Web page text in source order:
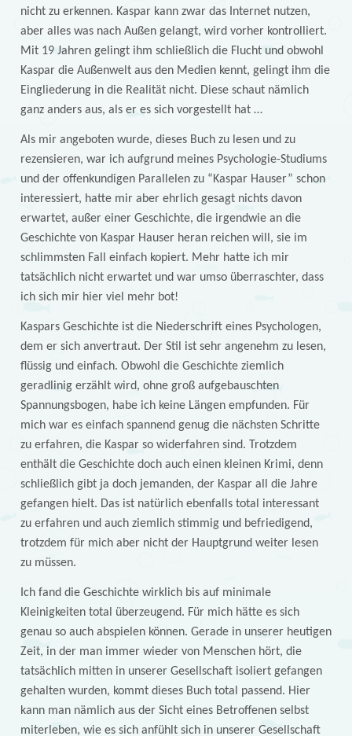
nicht zu erkennen. Kaspar kann zwar das Internet nutzen,
aber alles was nach Außen gelangt, wird vorher kontrolliert.
Mit 19 Jahren gelingt ihm schließlich die Flucht und obwohl
Kaspar die Außenwelt aus den Medien kennt, gelingt ihm die
Eingliederung in die Realität nicht. Diese schaut nämlich
ganz anders aus, als er es sich vorgestellt hat …
Als mir angeboten wurde, dieses Buch zu lesen und zu
rezensieren, war ich aufgrund meines Psychologie-Studiums
und der offenkundigen Parallelen zu “Kaspar Hauser” schon
interessiert, hatte mir aber ehrlich gesagt nichts davon
erwartet, außer einer Geschichte, die irgendwie an die
Geschichte von Kaspar Hauser heran reichen will, sie im
schlimmsten Fall einfach kopiert. Mehr hatte ich mir
tatsächlich nicht erwartet und war umso überraschter, dass
ich sich mir hier viel mehr bot!
Kaspars Geschichte ist die Niederschrift eines Psychologen,
dem er sich anvertraut. Der Stil ist sehr angenehm zu lesen,
flüssig und einfach. Obwohl die Geschichte ziemlich
geradlinig erzählt wird, ohne groß aufgebauschten
Spannungsbogen, habe ich keine Längen empfunden. Für
mich war es einfach spannend genug die nächsten Schritte
zu erfahren, die Kaspar so widerfahren sind. Trotzdem
enthält die Geschichte doch auch einen kleinen Krimi, denn
schließlich gibt ja doch jemanden, der Kaspar all die Jahre
gefangen hielt. Das ist natürlich ebenfalls total interessant
zu erfahren und auch ziemlich stimmig und befriedigend,
trotzdem für mich aber nicht der Hauptgrund weiter lesen
zu müssen.
Ich fand die Geschichte wirklich bis auf minimale
Kleinigkeiten total überzeugend. Für mich hätte es sich
genau so auch abspielen können. Gerade in unserer heutigen
Zeit, in der man immer wieder von Menschen hört, die
tatsächlich mitten in unserer Gesellschaft isoliert gefangen
gehalten wurden, kommt dieses Buch total passend. Hier
kann man nämlich aus der Sicht eines Betroffenen selbst
miterleben, wie es sich anfühlt sich in unserer Gesellschaft